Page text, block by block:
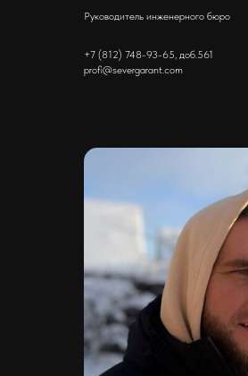
Руководитель инженерного бюро
+7 (812) 748-93-65, доб.561
profi@severgarant.com